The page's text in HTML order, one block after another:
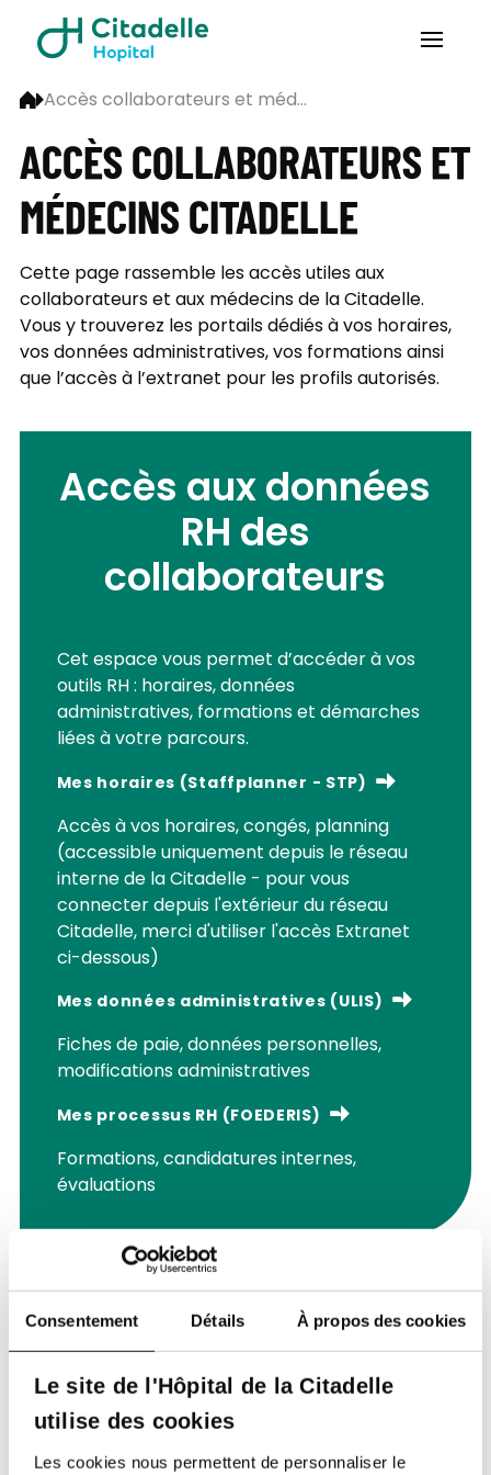
Consentement Détails À propos des cookies
Le site de l'Hôpital de la Citadelle
utilise des cookies
Les cookies nous permettent de personnaliser le
Accès collaborateurs et méd...
ACCÈS COLLABORATEURS ET
MÉDECINS CITADELLE
Cette page rassemble les accès utiles aux
collaborateurs et aux médecins de la Citadelle.
Vous y trouverez les portails dédiés à vos horaires,
vos données administratives, vos formations ainsi
que l’accès à l’extranet pour les profils autorisés.
Accès aux données
RH des
collaborateurs
Cet espace vous permet d’accéder à vos
outils RH : horaires, données
administratives, formations et démarches
liées à votre parcours.
Mes horaires (Staffplanner - STP)
Accès à vos horaires, congés, planning
(accessible uniquement depuis le réseau
interne de la Citadelle - pour vous
connecter depuis l'extérieur du réseau
Citadelle, merci d'utiliser l'accès Extranet
ci-dessous)
Mes données administratives (ULIS)
Fiches de paie, données personnelles,
modifications administratives
Mes processus RH (FOEDERIS)
Formations, candidatures internes,
évaluations
Extranet
L’extranet est accessible uniquement aux
médecins, cadres, managers et leaders
disposant d’une autorisation.